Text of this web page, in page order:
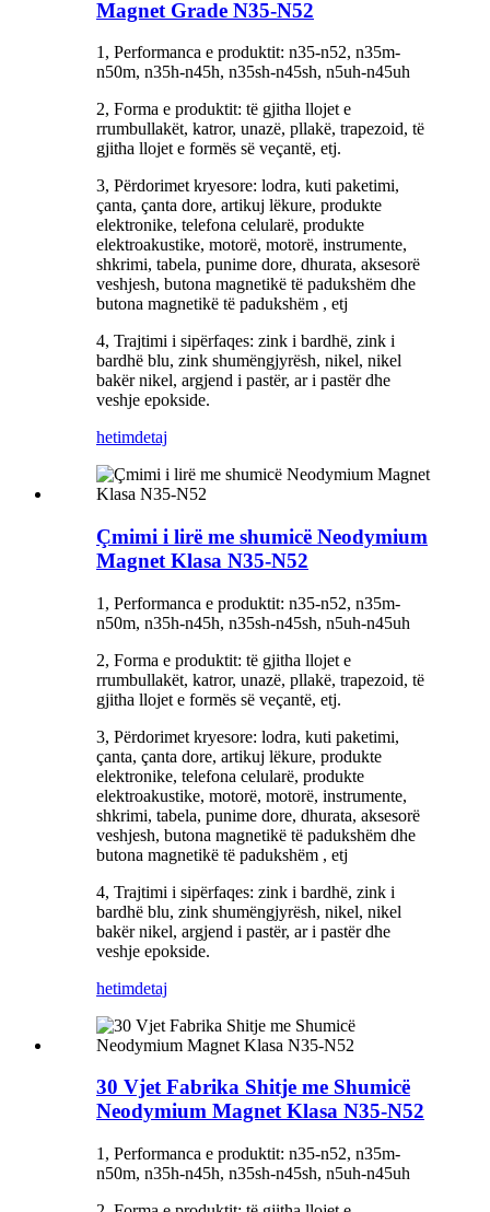
Magnet Grade N35-N52
1, Performanca e produktit: n35-n52, n35m-
n50m, n35h-n45h, n35sh-n45sh, n5uh-n45uh
2, Forma e produktit: të gjitha llojet e
rrumbullakët, katror, ​​unazë, pllakë, trapezoid, të
gjitha llojet e formës së veçantë, etj.
3, Përdorimet kryesore: lodra, kuti paketimi,
çanta, çanta dore, artikuj lëkure, produkte
elektronike, telefona celularë, produkte
elektroakustike, motorë, motorë, instrumente,
shkrimi, tabela, punime dore, dhurata, aksesorë
veshjesh, butona magnetikë të padukshëm dhe
butona magnetikë të padukshëm , etj
4, Trajtimi i sipërfaqes: zink i bardhë, zink i
bardhë blu, zink shumëngjyrësh, nikel, nikel
bakër nikel, argjend i pastër, ar i pastër dhe
veshje epokside.
hetimdetaj
Çmimi i lirë me shumicë Neodymium
Magnet Klasa N35-N52
1, Performanca e produktit: n35-n52, n35m-
n50m, n35h-n45h, n35sh-n45sh, n5uh-n45uh
2, Forma e produktit: të gjitha llojet e
rrumbullakët, katror, ​​unazë, pllakë, trapezoid, të
gjitha llojet e formës së veçantë, etj.
3, Përdorimet kryesore: lodra, kuti paketimi,
çanta, çanta dore, artikuj lëkure, produkte
elektronike, telefona celularë, produkte
elektroakustike, motorë, motorë, instrumente,
shkrimi, tabela, punime dore, dhurata, aksesorë
veshjesh, butona magnetikë të padukshëm dhe
butona magnetikë të padukshëm , etj
4, Trajtimi i sipërfaqes: zink i bardhë, zink i
bardhë blu, zink shumëngjyrësh, nikel, nikel
bakër nikel, argjend i pastër, ar i pastër dhe
veshje epokside.
hetimdetaj
30 Vjet Fabrika Shitje me Shumicë
Neodymium Magnet Klasa N35-N52
1, Performanca e produktit: n35-n52, n35m-
n50m, n35h-n45h, n35sh-n45sh, n5uh-n45uh